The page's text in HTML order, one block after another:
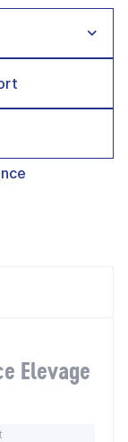
Elevage